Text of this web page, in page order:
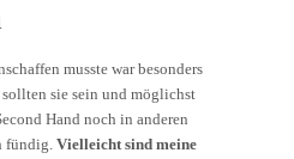
musste war besonders
sie sein und möglichst
Hand noch in anderen
fündig. Vielleicht sind meine